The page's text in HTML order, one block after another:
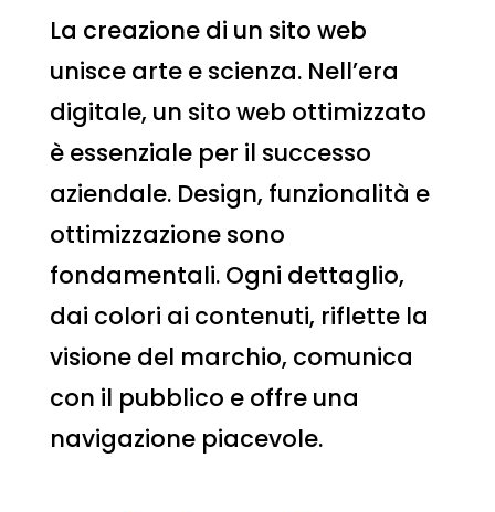
La creazione di un sito web
unisce arte e scienza. Nell’era
digitale, un sito web ottimizzato
è essenziale per il successo
aziendale. Design, funzionalità e
ottimizzazione sono
fondamentali. Ogni dettaglio,
dai colori ai contenuti, riflette la
visione del marchio, comunica
con il pubblico e offre una
navigazione piacevole.